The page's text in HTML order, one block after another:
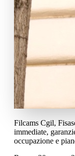
Filcams Cgil,
immediate,
occupazione e